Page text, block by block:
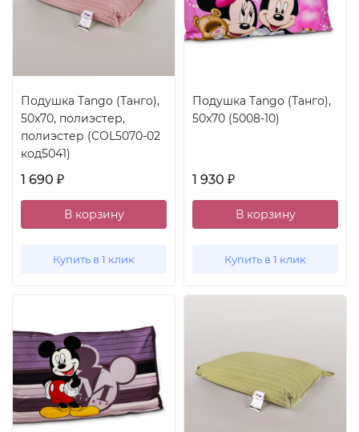
Подушка Tango (Танго),
50x70, полиэстер,
полиэстер (COL5070-02
код5041)
1 690 ₽
В корзину
Купить в 1 клик
Подушка Tango (Танго),
50x70 (5008-10)
1 930 ₽
В корзину
Купить в 1 клик